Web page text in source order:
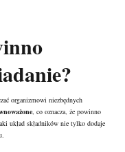
organizmowi niezbędnych
, co oznacza, że powinno
układ składników nie tylko dodaje